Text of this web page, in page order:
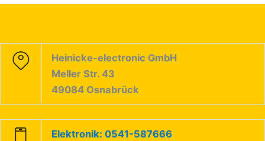
Heinicke-electronic GmbH
Meller Str. 43
49084 Osnabrück
Elektronik: 0541-587666